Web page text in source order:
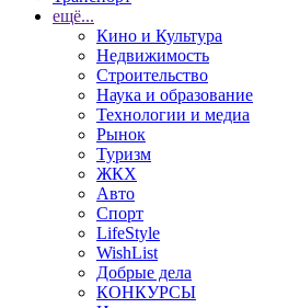
ещё...
Кино и Культура
Недвижимость
Строительство
Наука и образование
Технологии и медиа
Рынок
Туризм
ЖКХ
Авто
Спорт
LifeStyle
WishList
Добрые дела
КОНКУРСЫ